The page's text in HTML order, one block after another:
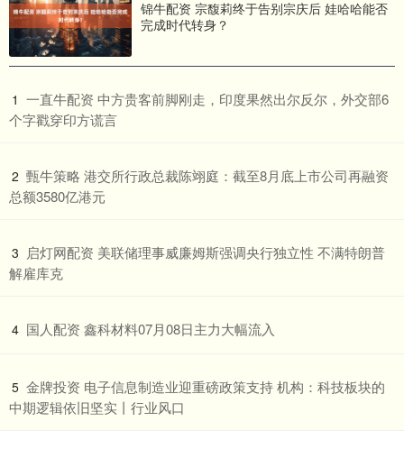
锦牛配资 宗馥莉终于告别宗庆后 娃哈哈能否
完成时代转身？
1 ​一直牛配资 中方贵客前脚刚走，印度果然出尔反尔，外交部6
个字戳穿印方谎言
2 ​甄牛策略 港交所行政总裁陈翊庭：截至8月底上市公司再融资
总额3580亿港元
3 ​启灯网配资 美联储理事威廉姆斯强调央行独立性 不满特朗普
解雇库克
4 ​国人配资 鑫科材料07月08日主力大幅流入
5 ​金牌投资 电子信息制造业迎重磅政策支持 机构：科技板块的
中期逻辑依旧坚实丨行业风口